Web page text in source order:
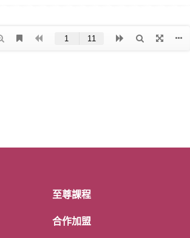
至尊課程
合作加盟